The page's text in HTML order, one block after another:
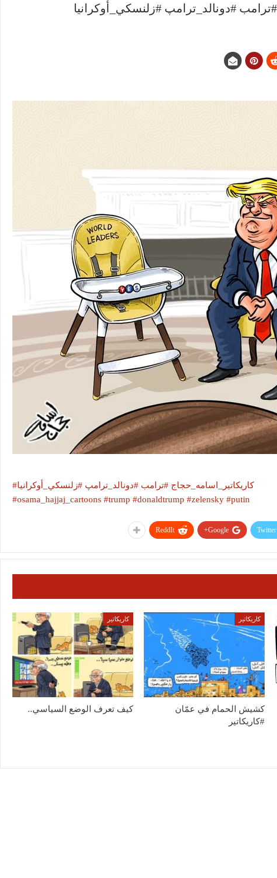
#كاريكاتير_اسامه_حجاج #ترامب #دونالد_ترامپ #زلنسكي_أوكرانيا
#osama_hajjaj_cartoons #trump #donaldtrump #zelensky #putin
Twitter
Google+
ReddIt
كاريكاتير
كشيش الحمام في عمّان
‫#كاريكاتير‬
كاريكاتير
كيف تعرف الوضع السياسي..